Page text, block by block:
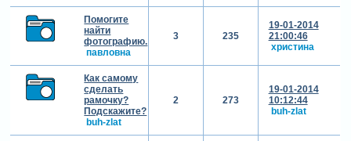
Помогите
найти
фотографию.
павловна
3 235
19-01-2014
21:00:46
христина
Как самому
сделать
рамочку?
Подскажите?
buh-zlat
2 273
19-01-2014
10:12:44
buh-zlat